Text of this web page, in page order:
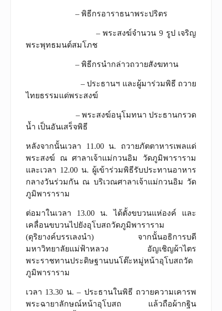
– พิธีกรอาราธนาพระปริตร
– พระสงฆ์จำนวน 9 รูป เจริญ
พระพุทธมนต์สมโภช
– พิธีกรนำกล่าวถวายสังฆทาน
– ประธานฯ และผู้มาร่วมพิธี ถวาย
ไทยธรรมแด่พระสงฆ์
– พระสงฆ์อนุโมทนา ประธานกรวด
น้ำ เป็นอันเสร็จพิธี
หลังจากนั้นเวลา 11.00 น. ถวายภัตตาหารเพลแด่
พระสงฆ์ ณ ศาลาเจ้าแม่กวนอิม วัดภูมิพาราราม
และเวลา 12.00 น. ผู้เข้าร่วมพิธีรับประทานอาหาร
กลางวันร่วมกัน ณ บริเวณศาลาเจ้าแม่กวนอิม วัด
ภูมิพาราราม
ต่อมาในเวลา 13.00 น. ได้ตั้งขบวนแห่องค์ และ
เคลื่อนขบวนไปยังอุโบสถวัดภูมิพาราราม
(ดุริยางค์บรรเลงนำ) จากนั้นอธิการบดี
มหาวิทยาลัยแม่ฟ้าหลวง อัญเชิญผ้าไตร
พระราชทานประดิษฐานบนโต๊ะหมู่หน้าอุโบสถวัด
ภูมิพาราราม
เวลา 13.30 น. – ประธานในพิธี ถวายความเคารพ
พระฉายาลักษณ์หน้าอุโบสถ แล้วถือผ้ากฐิน